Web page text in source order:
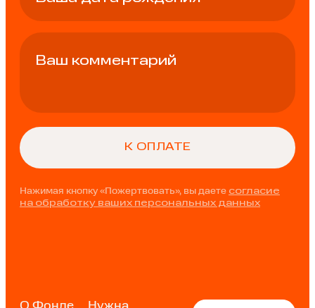
Нажимая кнопку «Пожертвовать», вы даете согласие
на обработку ваших персональных данных